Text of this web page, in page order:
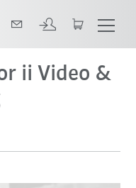
ii Video &